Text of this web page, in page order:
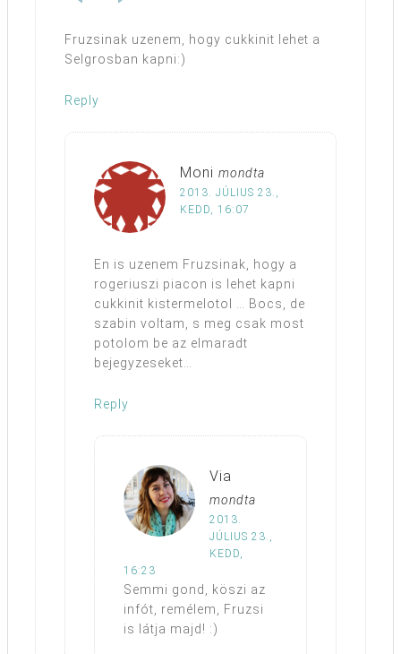
Fruzsinak uzenem, hogy cukkinit lehet a
Selgrosban kapni:)
Reply
Moni mondta
2013. JÚLIUS 23.,
KEDD, 16:07
En is uzenem Fruzsinak, hogy a
rogeriuszi piacon is lehet kapni
cukkinit kistermelotol … Bocs, de
szabin voltam, s meg csak most
potolom be az elmaradt
bejegyzeseket…
Reply
Via
mondta
2013.
JÚLIUS 23.,
KEDD,
16:23
Semmi gond, köszi az
infót, remélem, Fruzsi
is látja majd! :)